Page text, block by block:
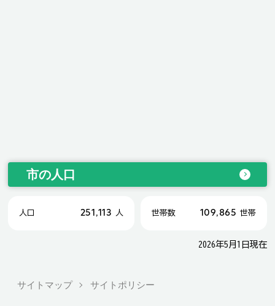
市の人口
人口 251,113 人 世帯数 109,865 世帯
2026年5月1日現在
サイトマップ サイトポリシー